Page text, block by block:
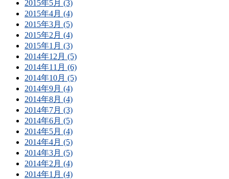
2015年5月 (3)
2015年4月 (4)
2015年3月 (5)
2015年2月 (4)
2015年1月 (3)
2014年12月 (5)
2014年11月 (6)
2014年10月 (5)
2014年9月 (4)
2014年8月 (4)
2014年7月 (3)
2014年6月 (5)
2014年5月 (4)
2014年4月 (5)
2014年3月 (5)
2014年2月 (4)
2014年1月 (4)